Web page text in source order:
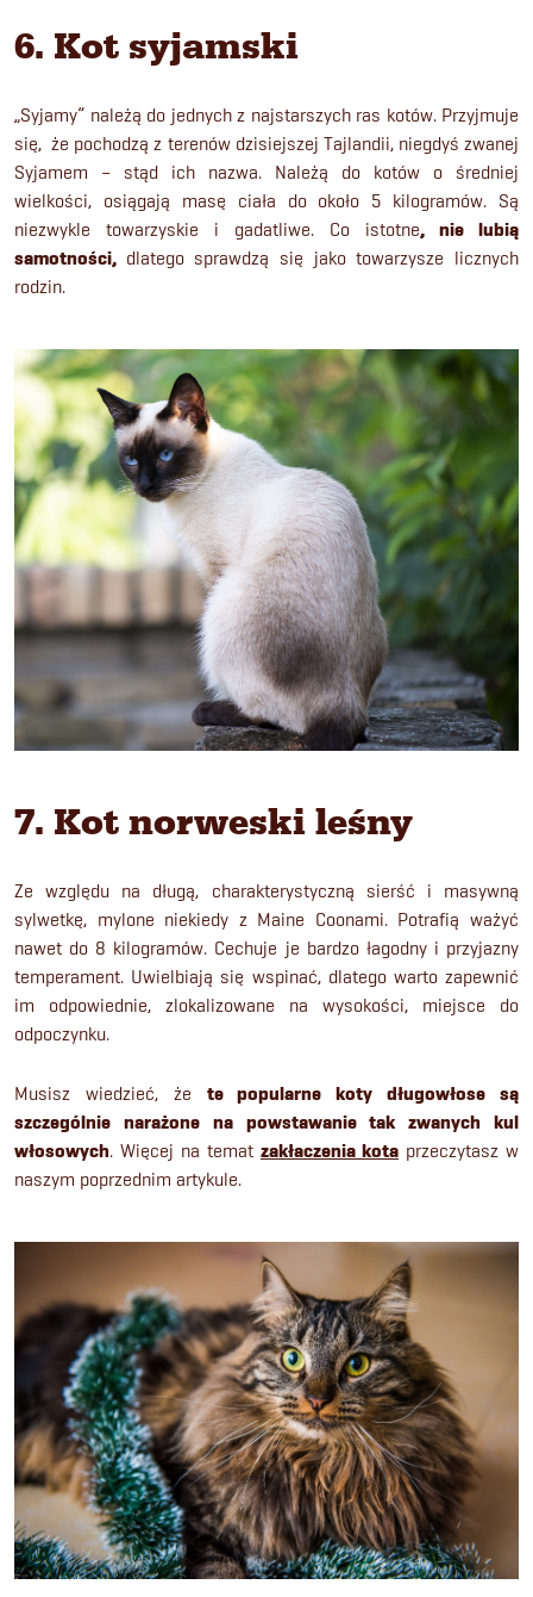
6. Kot syjamski
„Syjamy” należą do jednych z najstarszych ras kotów. Przyjmuje
się, że pochodzą z terenów dzisiejszej Tajlandii, niegdyś zwanej
Syjamem – stąd ich nazwa. Należą do kotów o średniej
wielkości, osiągają masę ciała do około 5 kilogramów. Są
niezwykle towarzyskie i gadatliwe. Co istotne, nie lubią
samotności, dlatego sprawdzą się jako towarzysze licznych
rodzin.
7. Kot norweski leśny
Ze względu na długą, charakterystyczną sierść i masywną
sylwetkę, mylone niekiedy z Maine Coonami. Potrafią ważyć
nawet do 8 kilogramów. Cechuje je bardzo łagodny i przyjazny
temperament. Uwielbiają się wspinać, dlatego warto zapewnić
im odpowiednie, zlokalizowane na wysokości, miejsce do
odpoczynku.
Musisz wiedzieć, że
te popularne koty długowłose są
szczególnie narażone na powstawanie tak zwanych kul
włosowych. Więcej na temat zakłaczenia kota przeczytasz w
naszym poprzednim artykule.